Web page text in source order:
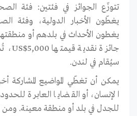
تتوزّع الجوائز في فئتين: فئة
يغطّون الأخبار الدولية، وفئة
يغطون الأحداث في بلدهم أو
جائزة نقدية قيمتها US$5,000،
سيُقام في لندن.
يمكن أن تغطّي المواضيع المشاركة
الإنسان، أو القضايا العابرة
للجدل في بلد أو منطقة معينة. ومن